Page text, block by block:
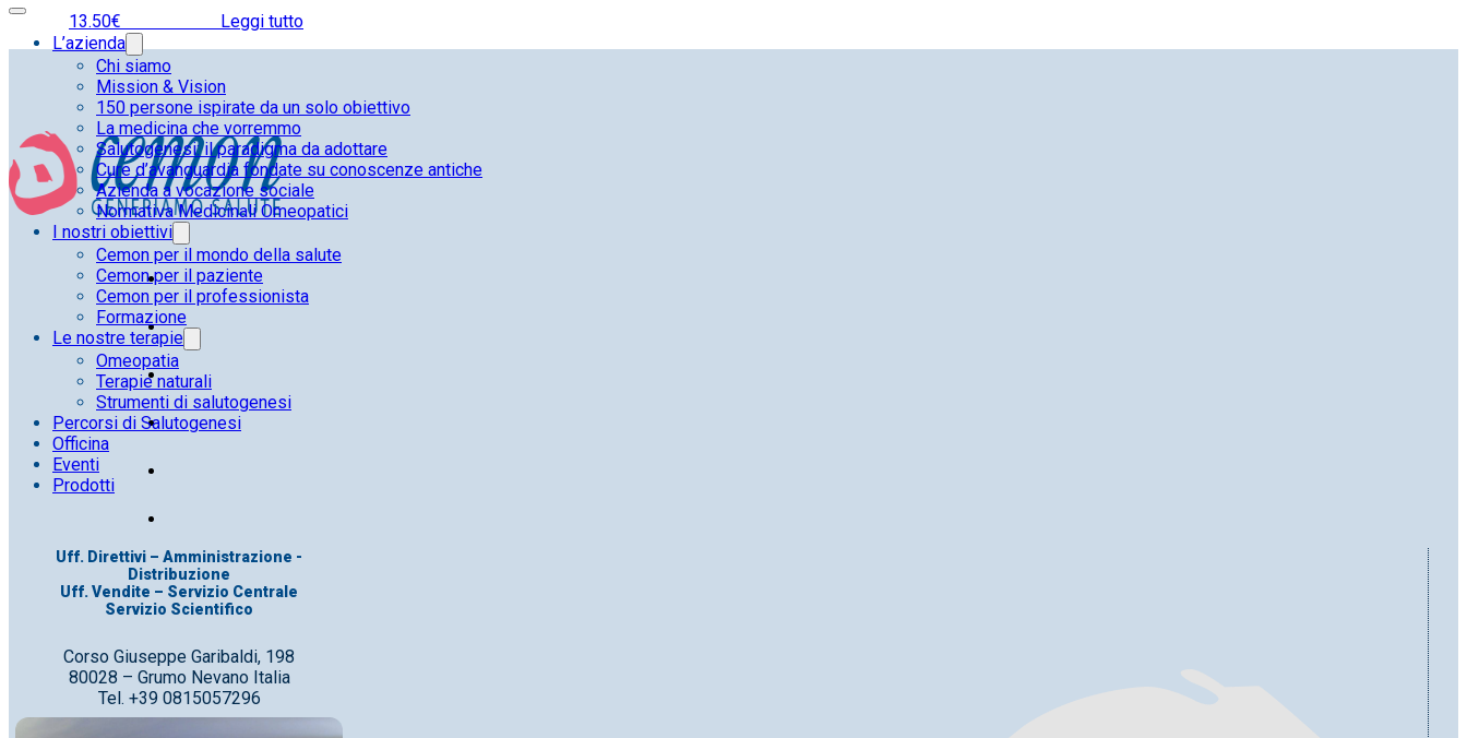
L’azienda
Chi siamo
Mission & Vision
150 persone ispirate da un solo obiettivo
La medicina che vorremmo
Salutogenesi: il paradigma da adottare
Cure d’avanguardia fondate su conoscenze antiche
Azienda a vocazione sociale
Normativa Medicinali Omeopatici
I nostri obiettivi
Cemon per il mondo della salute
Cemon per il paziente
Cemon per il professionista
Formazione
Le nostre terapie
Omeopatia
Terapie naturali
Strumenti di salutogenesi
Percorsi di Salutogenesi
Officina
Eventi
Prodotti
13.50€ Leggi tutto
Uff. Direttivi – Amministrazione -
Distribuzione
Uff. Vendite – Servizio Centrale
Servizio Scientifico
Corso Giuseppe Garibaldi, 198
80028 – Grumo Nevano Italia
Tel. +39 0815057296